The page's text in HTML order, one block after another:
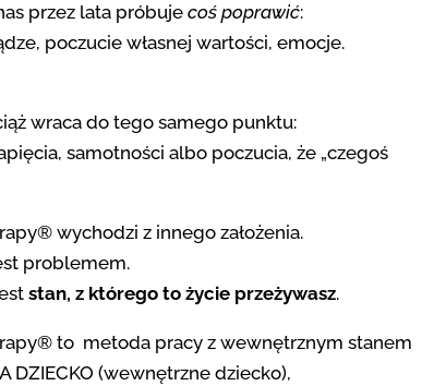
przez lata próbujecoś poprawić:
poczucie własnej wartości, emocje.
wraca do tego samego punktu:
samotności albo poczucia, że „czegoś
wychodzi z innego założenia.
problemem.
stan, z którego to życie przeżywasz.
to metoda pracy z wewnętrznym stanem
DZIECKO (wewnętrzne dziecko),